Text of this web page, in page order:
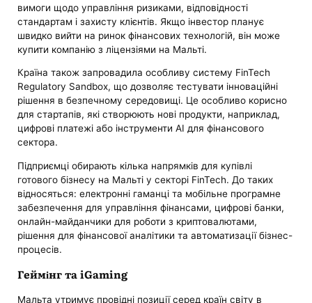
вимоги щодо управління ризиками, відповідності
стандартам і захисту клієнтів. Якщо інвестор планує
швидко вийти на ринок фінансових технологій, він може
купити компанію з ліцензіями на Мальті.
Країна також запровадила особливу систему FinTech
Regulatory Sandbox, що дозволяє тестувати інноваційні
рішення в безпечному середовищі. Це особливо корисно
для стартапів, які створюють нові продукти, наприклад,
цифрові платежі або інструменти AI для фінансового
сектора.
Підприємці обирають кілька напрямків для купівлі
готового бізнесу на Мальті у секторі FinTech. До таких
відносяться: електронні гаманці та мобільне програмне
забезпечення для управління фінансами, цифрові банки,
онлайн-майданчики для роботи з криптовалютами,
рішення для фінансової аналітики та автоматизації бізнес-
процесів.
Геймінг та iGaming
Мальта утримує провідні позиції серед країн світу в